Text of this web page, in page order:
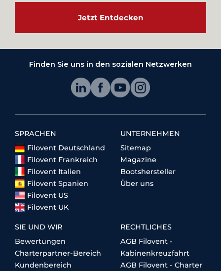
Jetzt Entdecken
Finden Sie uns in den sozialen Netzwerken
SPRACHEN
Filovent Deutschland
Filovent Frankreich
Filovent Italien
Filovent Spanien
Filovent US
Filovent UK
UNTERNEHMEN
Sitemap
Magazine
Bootshersteller
Über uns
SIE UND WIR
Bewertungen
Charterpartner-Bereich
Kundenbereich
RECHTLICHES
AGB Filovent -
Kabinenkreuzfahrt
AGB Filovent - Charter